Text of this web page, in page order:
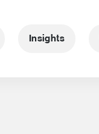
Insights